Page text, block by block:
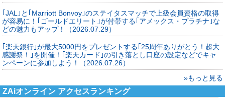
｢JAL｣と｢Marriott Bonvoy｣のステイタスマッチで上級会員資格の取得
が容易に！｢ゴールドエリート｣が付帯する｢アメックス・プラチナ｣な
どの魅力もアップ！（2026.07.29）
｢楽天銀行｣が最大5000円をプレゼントする｢25周年ありがとう！超大
感謝祭！｣を開催！｢楽天カード｣の引き落とし口座の設定などでキャ
ンペーンに参加しよう！（2026.07.26）
»もっと見る
ZAiオンライン アクセスランキング